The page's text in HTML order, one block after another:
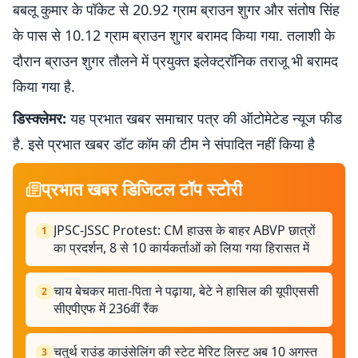
बबलू कुमार के पॉकेट से 20.92 ग्राम ब्राउन शुगर और संतोष सिंह
के पास से 10.12 ग्राम ब्राउन शुगर बरामद किया गया. तलाशी के
दौरान ब्राउन शुगर तौलने में प्रयुक्त इलेक्ट्रॉनिक तराजू भी बरामद
किया गया है.
डिस्क्लेमर: यह प्रभात खबर समाचार पत्र की ऑटोमेटेड न्यूज फीड
है. इसे प्रभात खबर डॉट कॉम की टीम ने संपादित नहीं किया है
प्रभात खबर डिजिटल टॉप स्टोरी
1
JPSC-JSSC Protest: CM हाउस के बाहर ABVP छात्रों
का प्रदर्शन, 8 से 10 कार्यकर्ताओं को लिया गया हिरासत में
2 चाय बेचकर माता-पिता ने पढ़ाया, बेटे ने हासिल की यूपीएससी
सीएपीएफ में 236वीं रैंक
3 चतुर्थ राउंड काउंसेलिंग की स्टेट मेरिट लिस्ट अब 10 अगस्त